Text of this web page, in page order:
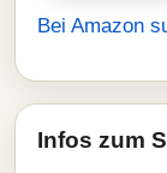
Bei Amazon
Infos zum